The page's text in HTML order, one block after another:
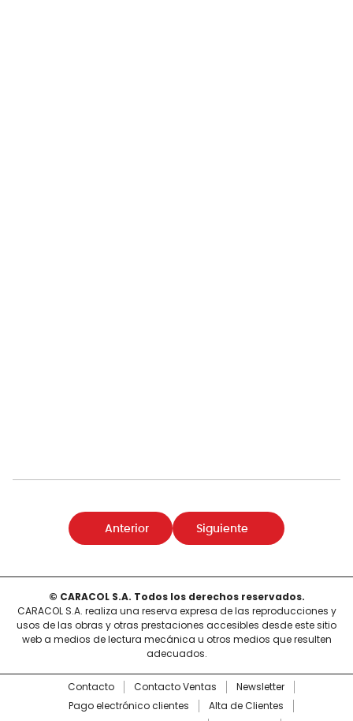
Anterior Siguiente
© CARACOL S.A. Todos los derechos reservados.
CARACOL S.A. realiza una reserva expresa de las reproducciones y
usos de las obras y otras prestaciones accesibles desde este sitio
web a medios de lectura mecánica u otros medios que resulten
adecuados.
Contacto Contacto Ventas
Newsletter
Pago electrónico clientes
Alta de Clientes